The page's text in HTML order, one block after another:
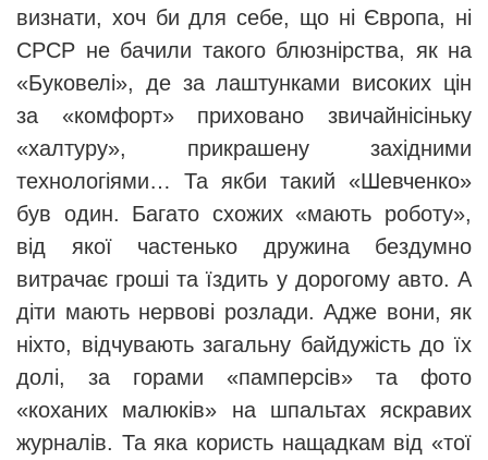
визнати, хоч би для себе, що ні Європа, ні
СРСР не бачили такого блюзнірства, як на
«Буковелі», де за лаштунками високих цін
за «комфорт» приховано звичайнісіньку
«халтуру», прикрашену західними
технологіями… Та якби такий «Шевченко»
був один. Багато схожих «мають роботу»,
від якої частенько дружина бездумно
витрачає гроші та їздить у дорогому авто. А
діти мають нервові розлади. Адже вони, як
ніхто, відчувають загальну байдужість до їх
долі, за горами «памперсів» та фото
«коханих малюків» на шпальтах яскравих
журналів. Та яка користь нащадкам від «тої